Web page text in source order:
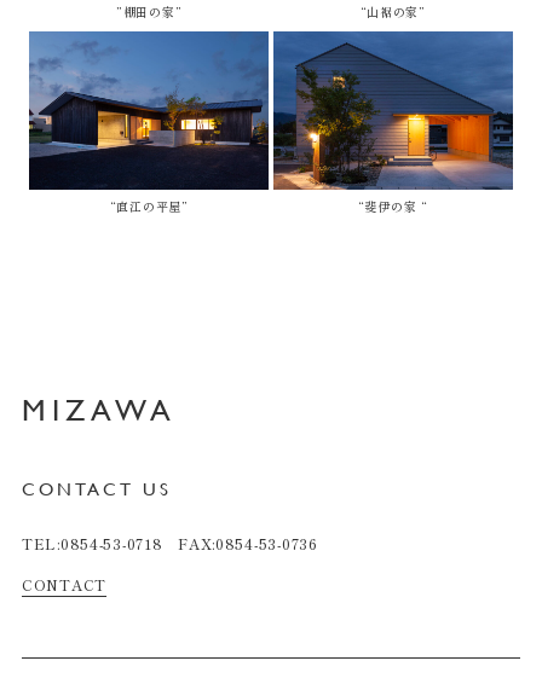
”棚田の家” “山裾の家”
“直江の平屋” “斐伊の家 “
MIZAWA
CONTACT US
TEL:0854-53-0718 FAX:0854-53-0736
CONTACT